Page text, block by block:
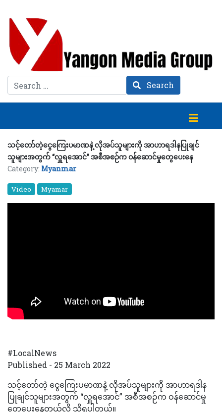
Search Search
သင့်တော်တဲ့ငွေကြေးပမာဏနဲ့ လိုအပ်သူများကို အာဟာရဒါနပြုချင်
သူများအတွက် “လှူရအောင်” အစီအစဉ်က ဝန်ဆောင်မှုတွေပေးနေ
Category: Myanmar
Video Myamar
#LocalNews
Published - 25 March 2022
သင့်တော်တဲ့ ငွေကြေးပမာဏနဲ့ လိုအပ်သူများကို အာဟာရဒါန
ပြုချင်သူများအတွက် “လှူရအောင်” အစီအစဉ်က ဝန်ဆောင်မှု
တွေပေးနေတယ်လို့ သိရပါတယ်။